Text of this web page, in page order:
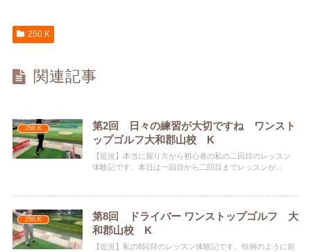
250.K
関連記事
250.K
第2回 日々の練習が大切ですね ワンスト
ップゴルフ大和郡山校 K
【近況】本当に握り方から初心者の私の二回目のレッスン
体験記です。本日は一回目から二回目までレッスンが...
250.K
第8回 ドライバー ワンストップゴルフ 大
和郡山校 K
【近況】私の8回目のレッスン体験記です。恒例のように前